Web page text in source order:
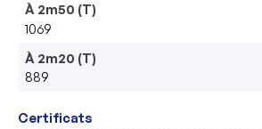
À 2m50 (T)
1069
À 2m20 (T)
889
Certificats